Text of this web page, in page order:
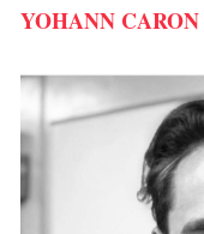
YOHANN CARON